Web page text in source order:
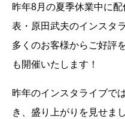
昨年8月の夏季休業中に
表・原田武夫のインスタ
多くのお客様からご好評
も開催いたします！
昨年のインスタライブで
き、盛り上がりを見せまし